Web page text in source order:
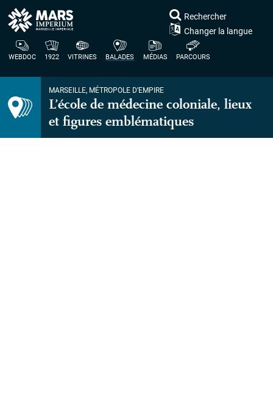
WEBDOC 1922 VITRINES BALADES MÉDIAS PARCOURS
Rechercher
Changer la langue
MARSEILLE, MÉTROPOLE D’EMPIRE
L’école de médecine coloniale, lieux
et figures emblématiques